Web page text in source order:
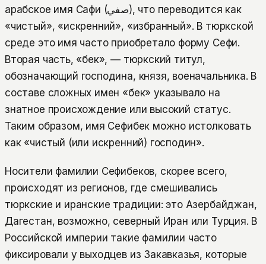
арабское имя Сафи (صفي), что переводится как
«чистый», «искренний», «избранный». В тюркской
среде это имя часто приобретало форму Сефи.
Вторая часть, «бек», — тюркский титул,
обозначающий господина, князя, военачальника. В
составе сложных имен «бек» указывало на
знатное происхождение или высокий статус.
Таким образом, имя Сефибек можно истолковать
как «чистый (или искренний) господин».
Носители фамилии Сефибеков, скорее всего,
происходят из регионов, где смешивались
тюркские и иранские традиции: это Азербайджан,
Дагестан, возможно, северный Иран или Турция. В
Российской империи такие фамилии часто
фиксировали у выходцев из Закавказья, которые